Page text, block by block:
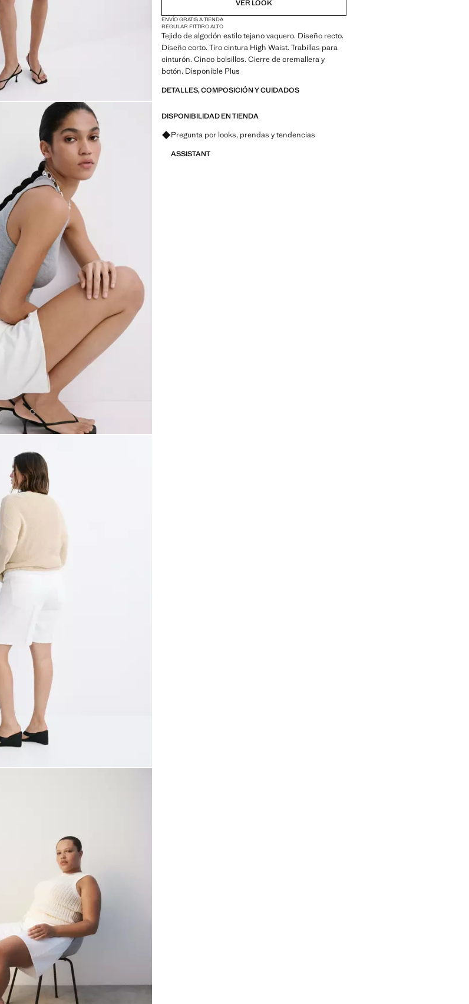
VER LOOK
ENVÍO GRATIS A TIENDA
REGULAR FITTIRO ALTO
Tejido de algodón estilo tejano vaquero. Diseño recto.
Diseño corto. Tiro cintura High Waist. Trabillas para
cinturón. Cinco bolsillos. Cierre de cremallera y
botón. Disponible Plus
DETALLES, COMPOSICIÓN Y CUIDADOS
DISPONIBILIDAD EN TIENDA
Pregunta por looks, prendas y tendencias
ASSISTANT